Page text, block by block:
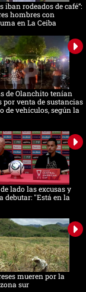
iban rodeados de café”:
hombres con
en La Ceiba
de Olanchito tenían
por venta de sustancias
de vehículos, según la
lado las excusas y
debutar: "Está en la
mueren por la
sur